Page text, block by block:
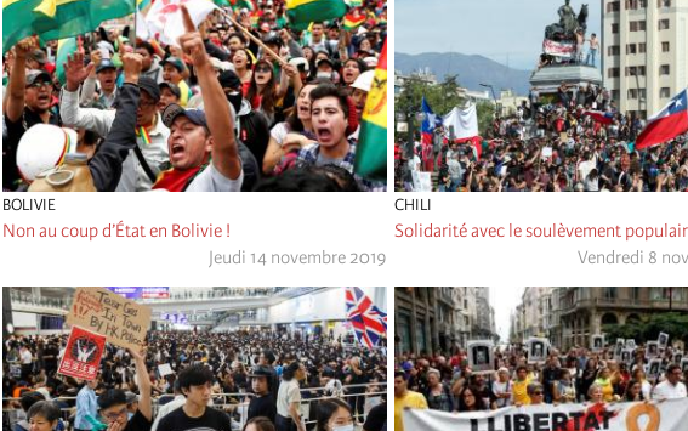
BOLIVIE
Non au coup d’État en Bolivie !
Jeudi 14 novembre 2019
CHILI
Solidarité avec le soulèvement
Vendredi 8